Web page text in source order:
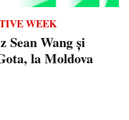
WEEK
Sean Wang și
la Moldova